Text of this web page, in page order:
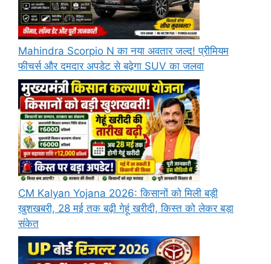
Mahindra Scorpio N का नया अवतार जल्द! प्रीमियम
फीचर्स और दमदार अपडेट से बढ़ेगा SUV का जलवा
CM Kalyan Yojana 2026: किसानों को मिली बड़ी
खुशखबरी, 28 मई तक बढ़ी गेहूं खरीदी, किस्त को लेकर बड़ा
संकेत